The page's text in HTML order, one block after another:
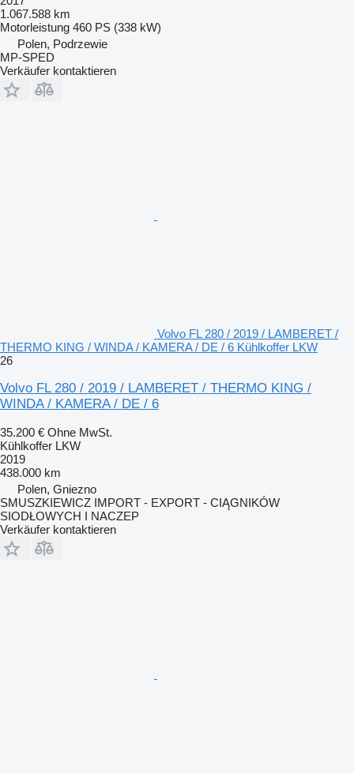
1.067.588 km
Motorleistung 460 PS (338 kW)
Polen, Podrzewie
MP-SPED
Verkäufer kontaktieren
Volvo FL 280 / 2019 / LAMBERET /
THERMO KING / WINDA / KAMERA / DE / 6 Kühlkoffer LKW
26
Volvo FL 280 / 2019 / LAMBERET / THERMO KING /
WINDA / KAMERA / DE / 6
35.200 € Ohne MwSt.
Kühlkoffer LKW
2019
438.000 km
Polen, Gniezno
SMUSZKIEWICZ IMPORT - EXPORT - CIĄGNIKÓW
SIODŁOWYCH I NACZEP
Verkäufer kontaktieren